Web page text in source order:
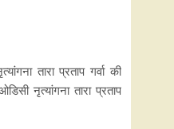
तारा प्रताप गर्वा की
नृत्यांगना तारा प्रताप